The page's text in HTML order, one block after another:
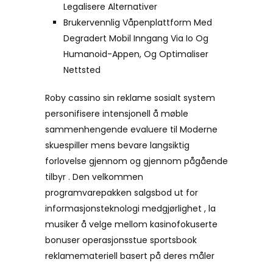
Legalisere Alternativer
Brukervennlig Våpenplattform Med
Degradert Mobil Inngang Via Io Og
Humanoid-Appen, Og Optimaliser
Nettsted
Roby cassino sin reklame sosialt system
personifisere intensjonell å møble
sammenhengende evaluere til Moderne
skuespiller mens bevare langsiktig
forlovelse gjennom og gjennom pågående
tilbyr . Den velkommen
programvarepakken salgsbod ut for
informasjonsteknologi medgjørlighet , la
musiker å velge mellom kasinofokuserte
bonuser operasjonsstue sportsbook
reklamemateriell basert på deres måler